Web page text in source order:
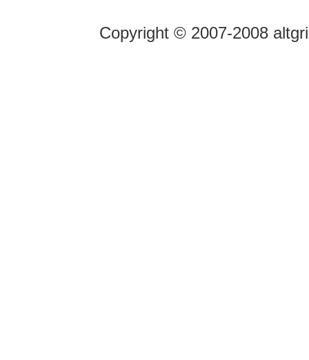
Copyright © 2007-2008